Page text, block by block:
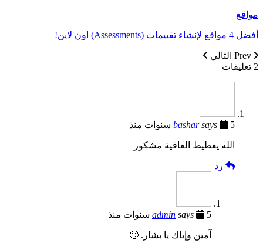
مواقع
أفضل 4 مواقع لإنشاء تقييمات (Assessments) اون لاين!
التالي
2 تعليقات
bashar says 5 سنوات منذ
الله يعطيط العافية مشكور
رد
admin says 5 سنوات منذ
آمين وإياك يا بشار. 🙂